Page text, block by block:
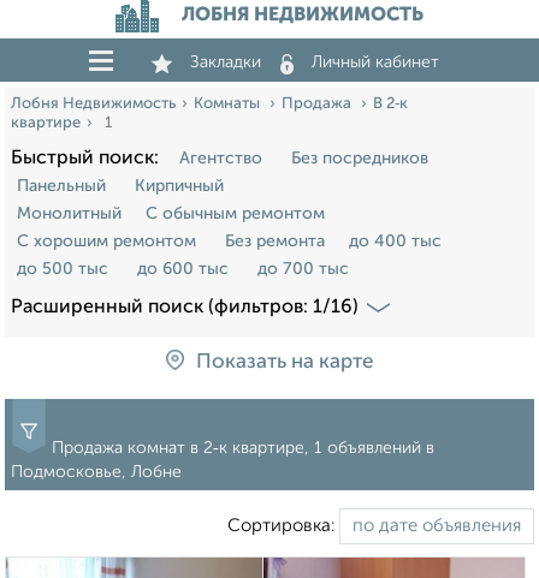
ЛОБНЯ НЕДВИЖИМОСТЬ
Закладки Личный кабинет
Лобня Недвижимость Комнаты Продажа
В 2‑к
квартире
1
Быстрый поиск: Агентство
Без посредников
Панельный
Кирпичный
Монолитный
С обычным ремонтом
С хорошим ремонтом
Без ремонта
до 400 тыс
до 500 тыс
до 600 тыс до 700 тыс
Расширенный поиск (фильтров: 1/16)
Показать на карте
Продажа комнат в 2‑к квартире, 1 объявлений в
Подмосковье, Лобне
Сортировка: